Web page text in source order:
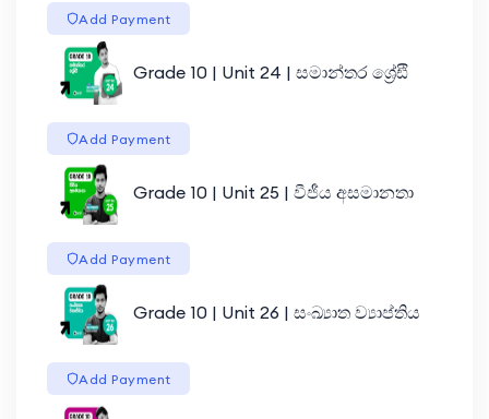
Add Payment
Grade 10 | Unit 24 | සමාන්තර ශ්‍රේඪි
Add Payment
Grade 10 | Unit 25 | වීජීය අසමානතා
Add Payment
Grade 10 | Unit 26 | සංඛ්‍යාත ව්‍යාප්තිය
Add Payment